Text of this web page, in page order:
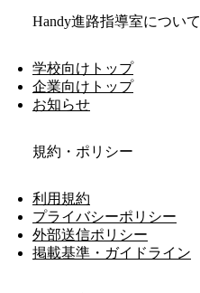
Handy進路指導室について
学校向けトップ
企業向けトップ
お知らせ
規約・ポリシー
利用規約
プライバシーポリシー
外部送信ポリシー
掲載基準・ガイドライン